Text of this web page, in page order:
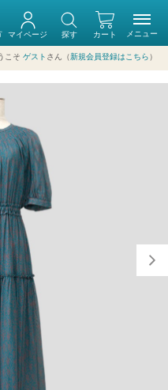
カート
マイページ 探す
こそ ゲスト さん（新規会員登録はこちら ）
メニュー